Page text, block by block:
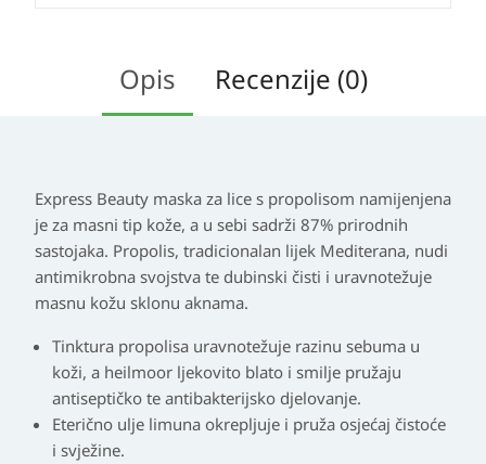
Opis Recenzije (0)
Express Beauty maska za lice s propolisom namijenjena
je za masni tip kože, a u sebi sadrži 87% prirodnih
sastojaka. Propolis, tradicionalan lijek Mediterana, nudi
antimikrobna svojstva te dubinski čisti i uravnotežuje
masnu kožu sklonu aknama.
Tinktura propolisa uravnotežuje razinu sebuma u
koži, a heilmoor ljekovito blato i smilje pružaju
antiseptičko te antibakterijsko djelovanje.
Eterično ulje limuna okrepljuje i pruža osjećaj čistoće
i svježine.